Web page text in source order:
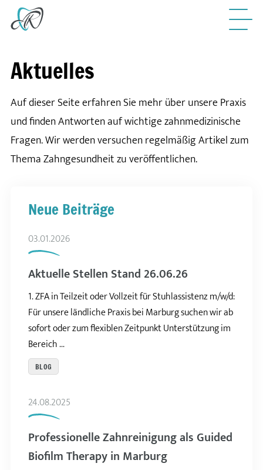
Aktuelles
Auf dieser Seite erfahren Sie mehr über unsere Praxis
und finden Antworten auf wichtige zahnmedizinische
Fragen. Wir werden versuchen regelmäßig Artikel zum
Thema Zahngesundheit zu veröffentlichen.
Neue Beiträge
03.01.2026
Aktuelle Stellen Stand 26.06.26
1. ZFA in Teilzeit oder Vollzeit für Stuhlassistenz m/w/d:
Für unsere ländliche Praxis bei Marburg suchen wir ab
sofort oder zum flexiblen Zeitpunkt Unterstützung im
Bereich ...
BLOG
24.08.2025
Professionelle Zahnreinigung als Guided
Biofilm Therapy in Marburg